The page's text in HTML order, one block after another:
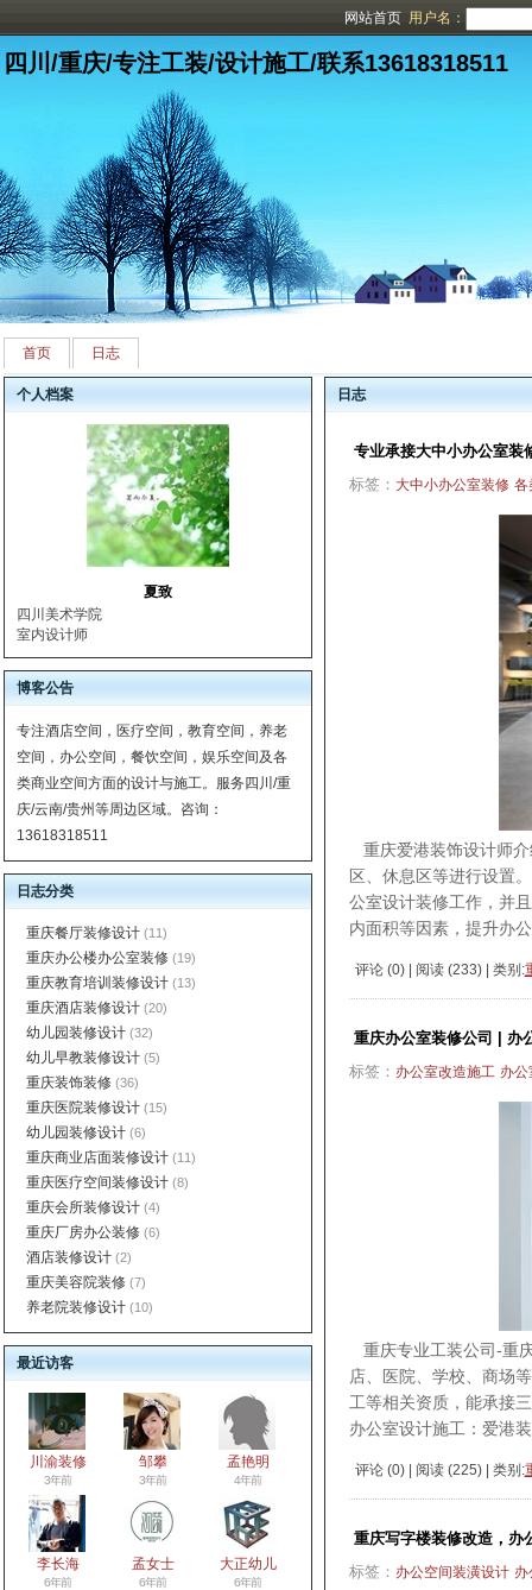
网站首页 用户名：
四川/重庆/专注工装/设计施工/联系13618318511
首页 日志
个人档案
夏致
四川美术学院
室内设计师
博客公告
专注酒店空间，医疗空间，教育空间，养老
空间，办公空间，餐饮空间，娱乐空间及各
类商业空间方面的设计与施工。服务四川/重
庆/云南/贵州等周边区域。咨询：
13618318511
日志分类
重庆餐厅装修设计 (11)
重庆办公楼办公室装修 (19)
重庆教育培训装修设计 (13)
重庆酒店装修设计 (20)
幼儿园装修设计 (32)
幼儿早教装修设计 (5)
重庆装饰装修 (36)
重庆医院装修设计 (15)
幼儿园装修设计 (6)
重庆商业店面装修设计 (11)
重庆医疗空间装修设计 (8)
重庆会所装修设计 (4)
重庆厂房办公装修 (6)
酒店装修设计 (2)
重庆美容院装修 (7)
养老院装修设计 (10)
最近访客
川渝装修
3年前
邹攀
3年前
孟艳明
4年前
李长海
6年前
孟女士
6年前
大正幼儿
6年前
日志
专业承接大中小办公室装
标签： 大中小办公室装修 各
重庆爱港装饰设计师
区、休息区等进行设置
公室设计装修工作，并
内面积等因素，提升办
评论 (0) | 阅读 (233) | 类别:
重庆办公室装修公司 | 办
标签： 办公室改造施工 办
重庆专业工装公司-重
店、医院、学校、商场
工等相关资质，能承接
办公室设计施工：爱港
评论 (0) | 阅读 (225) | 类别:
重庆写字楼装修改造，办
标签： 办公空间装潢设计 办